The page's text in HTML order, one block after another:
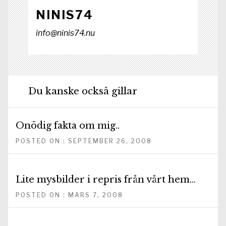
NINIS74
info@ninis74.nu
Du kanske också gillar
Onödig fakta om mig..
POSTED ON : SEPTEMBER 26, 2008
Lite mysbilder i repris från vårt hem…
POSTED ON : MARS 7, 2008